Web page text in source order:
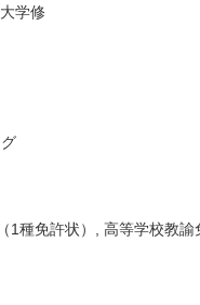
学修
種免許状）, 高等学校教諭